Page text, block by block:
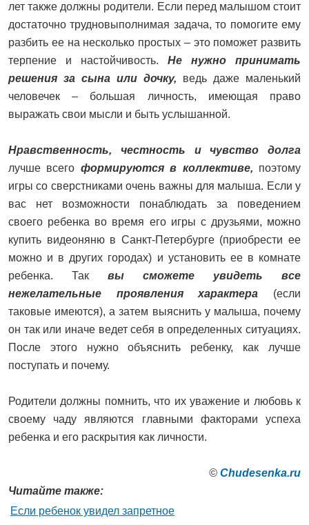
лет также должны родители. Если перед малышом стоит
достаточно трудновыполнимая задача, то помогите ему
разбить ее на несколько простых – это поможет развить
терпение и настойчивость. Не нужно принимать
решения за сына или дочку, ведь даже маленький
человечек – большая личность, имеющая право
выражать свои мысли и быть услышанной.
Нравственность, честность и чувство долга
лучше всего формируются в коллективе, поэтому
игры со сверстниками очень важны для малыша. Если у
вас нет возможности понаблюдать за поведением
своего ребенка во время его игры с друзьями, можно
купить видеоняню в Санкт-Петербурге (приобрести ее
можно и в других городах) и установить ее в комнате
ребенка. Так вы сможете увидеть все
нежелательные проявления характера (если
таковые имеются), а затем выяснить у малыша, почему
он так или иначе ведет себя в определенных ситуациях.
После этого нужно объяснить ребенку, как лучше
поступать и почему.
Родители должны помнить, что их уважение и любовь к
своему чаду являются главными факторами успеха
ребенка и его раскрытия как личности.
© Сhudesenka.ru
Читайте также:
Если ребенок увидел запретное